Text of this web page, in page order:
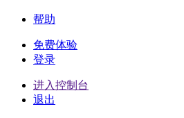
帮助
免费体验
登录
进入控制台
退出